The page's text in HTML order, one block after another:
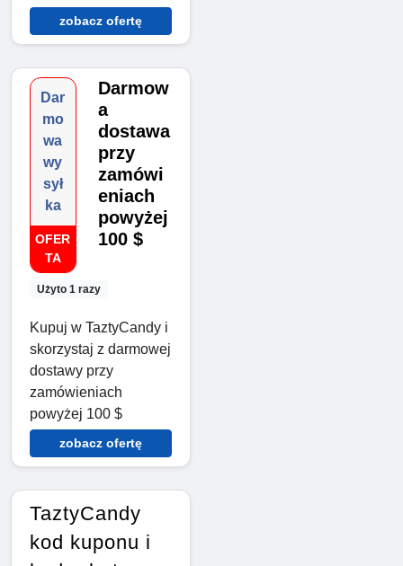
zobacz ofertę
Dar
mo
wa
wy
sył
ka
OFER
TA
Użyto 1 razy
Darmow
a
dostawa
przy
zamówi
eniach
powyżej
100 $
Kupuj w TaztyCandy i
skorzystaj z darmowej
dostawy przy
zamówieniach
powyżej 100 $
zobacz ofertę
TaztyCandy
kod kuponu i